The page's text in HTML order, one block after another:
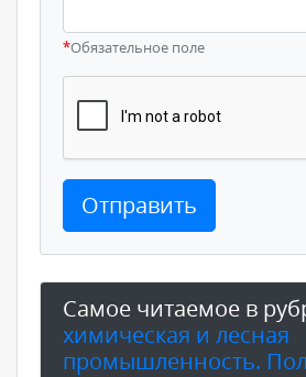
*Обязательное поле
Отправить
Самое читаемое в
химическая и лесная
промышленность.